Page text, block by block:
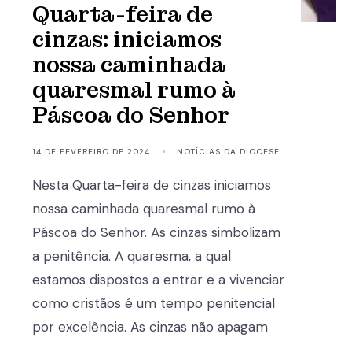
Quarta-feira de
cinzas: iniciamos
nossa caminhada
quaresmal rumo à
Páscoa do Senhor
14 DE FEVEREIRO DE 2024 • NOTÍCIAS DA DIOCESE
Nesta Quarta-feira de cinzas iniciamos
nossa caminhada quaresmal rumo à
Páscoa do Senhor. As cinzas simbolizam
a penitência. A quaresma, a qual
estamos dispostos a entrar e a vivenciar
como cristãos é um tempo penitencial
por excelência. As cinzas não apagam